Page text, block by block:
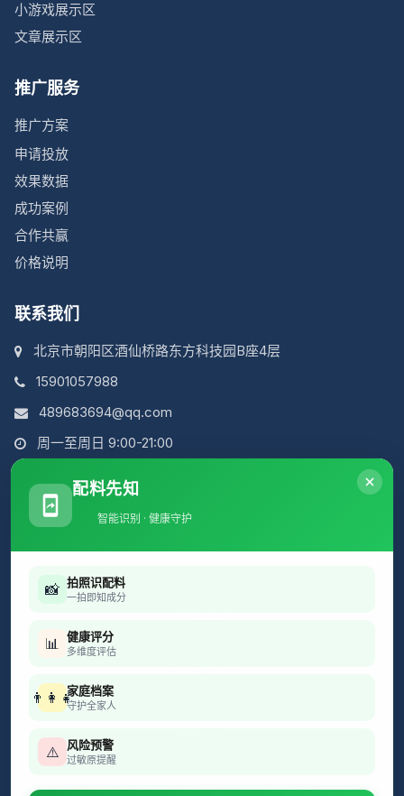
小游戏展示区
文章展示区
推广服务
推广方案
申请投放
效果数据
成功案例
合作共赢
价格说明
联系我们
北京市朝阳区酒仙桥路东方科技园B座4层
15901057988
489683694@qq.com
周一至周日 9:00-21:00
简说古诗
好导航
© 2023 PhoenixFM. 保留所有权利。京ICP备16009769号
配料先知
智能识别 · 健康守护
📸 拍照识配料
一拍即知成分
📊 健康评分
多维度评估
👨‍👩‍👧家庭档案
守护全家人
⚠️ 风险预警
过敏原提醒